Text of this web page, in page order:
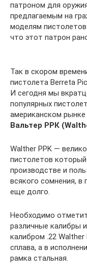
патроном для
предлагаемым на
моделям
что этот патрон
Так в скором
пистолета Berreta
И сегодня мы
популярных
американском
Вальтер РРК
Walther PPK —
пистолетов
производстве и
всякого сомнения, в
еще долго.
Необходимо
различные калибры
калибром .22
сплава, а в
рамка стальная.